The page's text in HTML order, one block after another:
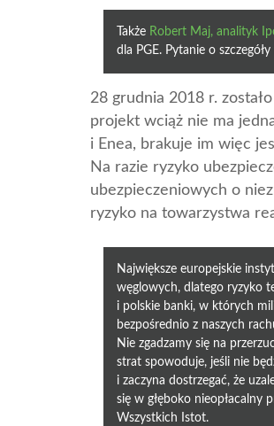
Także Robert Maj, analityk
dla PGE. Pytanie o
28 grudnia 2018 r.
projekt wciąż nie ma
i Enea, brakuje im więc
Na razie ryzyko
ubezpieczeniowych o
ryzyko na towarzystwa
Największe europejskie
węglowych, dlatego ryzyko
i polskie banki, w których
bezpośrednio z naszych
Nie zgadzamy się na
strat spowoduje, jeśli nie
i zaczyna dostrzegać, że
się w głęboko nieopłacalny
Wszystkich Istot.